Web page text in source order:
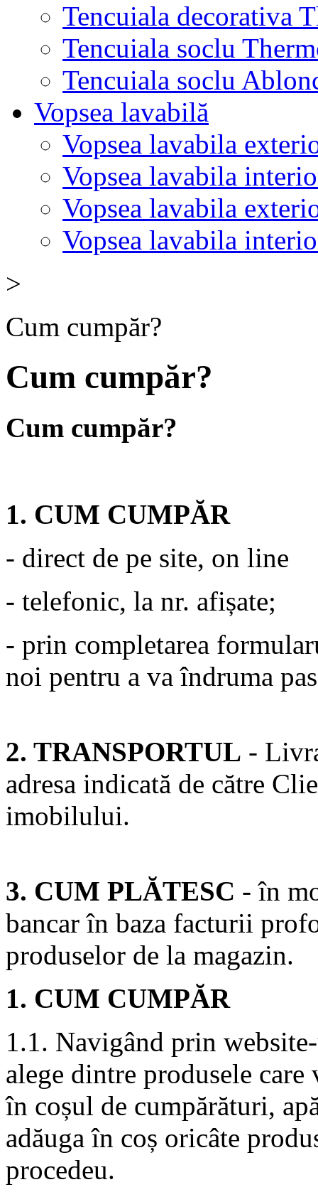
Tencuiala decorativa
Tencuiala soclu
Tencuiala soclu
Vopsea lavabilă
Vopsea lavabila
Vopsea lavabila
Vopsea lavabila
Vopsea lavabila
>
Cum cumpăr?
Cum cumpăr?
Cum cumpăr?
1. CUM CUMPĂR
- direct de pe site, on line
- telefonic, la nr. afișate;
- prin completarea
noi pentru a va îndruma
2. TRANSPORTUL -
adresa indicată de către
imobilului.
3. CUM PLĂTESC - în
bancar în baza facturii
produselor de la magazin.
1. CUM CUMPĂR
1.1. Navigând prin
alege dintre produsele care
în coșul de cumpărături,
adăuga în coș oricâte
procedeu.